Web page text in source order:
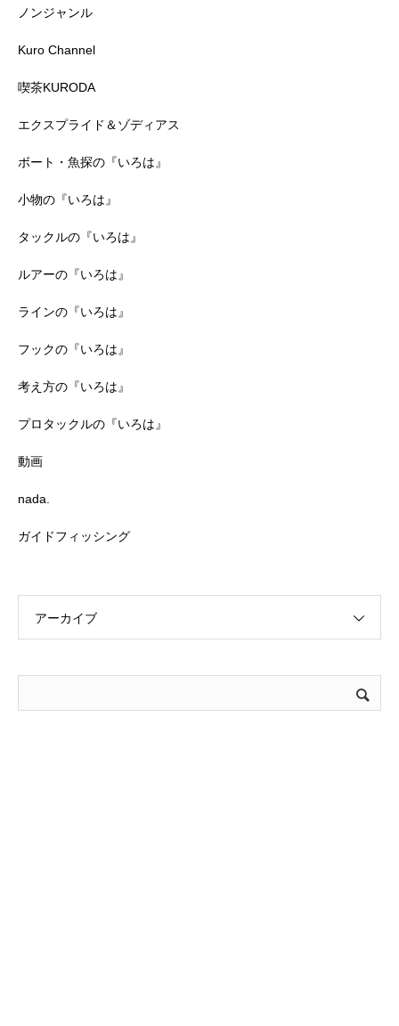
ノンジャンル
Kuro Channel
喫茶KURODA
エクスプライド＆ゾディアス
ボート・魚探の『いろは』
小物の『いろは』
タックルの『いろは』
ルアーの『いろは』
ラインの『いろは』
フックの『いろは』
考え方の『いろは』
プロタックルの『いろは』
動画
nada.
ガイドフィッシング
アーカイブ